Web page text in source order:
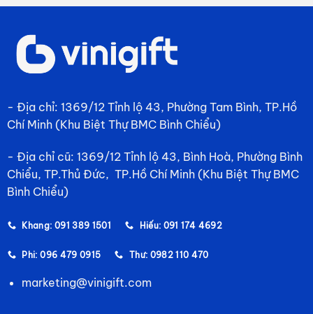
- Địa chỉ: 1369/12 Tỉnh lộ 43, Phường Tam Bình, TP.Hồ
Chí Minh (Khu Biệt Thự BMC Bình Chiểu)
- Địa chỉ cũ: 1369/12 Tỉnh lộ 43, Bình Hoà, Phường Bình
Chiểu, TP.Thủ Đức, TP.Hồ Chí Minh (Khu Biệt Thự BMC
Bình Chiểu)
Khang: 091 389 1501 Hiếu: 091 174 4692
Phi: 096 479 0915 Thư: 0982 110 470
marketing@vinigift.com